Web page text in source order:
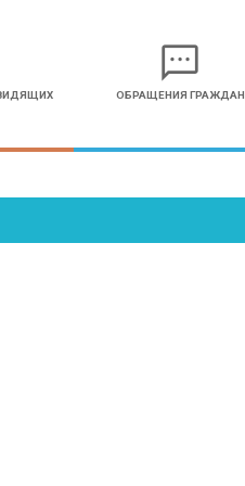
sms
ОБРАЩЕНИЯ ГРАЖДАН